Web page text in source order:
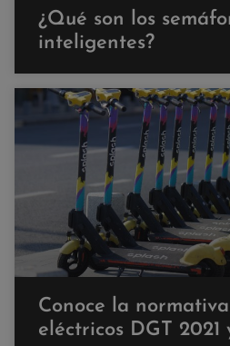
¿Qué son los
inteligentes?
Conoce la
eléctricos DGT